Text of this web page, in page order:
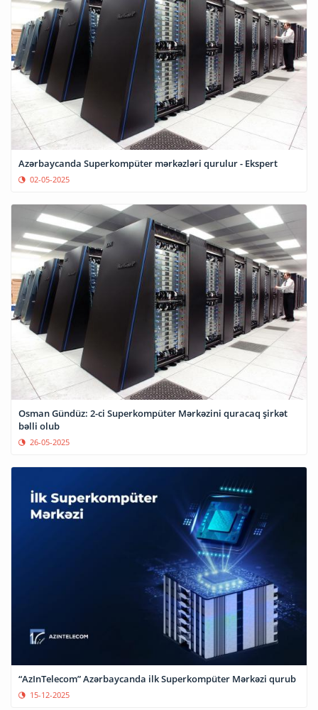
Azərbaycanda Superkompüter mərkəzləri qurulur - Ekspert
02-05-2025
Osman Gündüz: 2-ci Superkompüter Mərkəzini quracaq şirkət
bəlli olub
26-05-2025
“AzInTelecom” Azərbaycanda ilk Superkompüter Mərkəzi qurub
15-12-2025